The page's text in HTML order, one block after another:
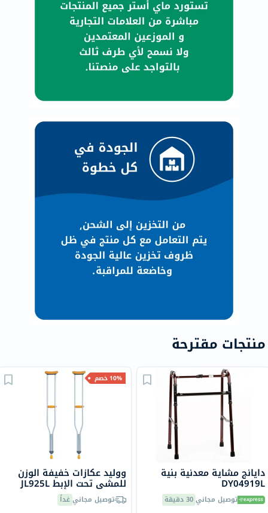
منتجات مقترحة
دايانج مشاية معدنية بنية
DY04919L
توصيل مجاني30 دقيقة
10% خصم
ووليد عكازات خفيفة الوزن
للمشي تحت الإبط JL925L
توصيل مجانيغداً